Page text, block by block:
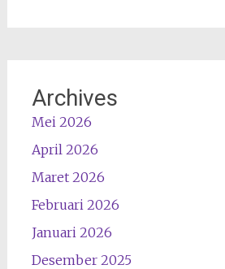
Archives
Mei 2026
April 2026
Maret 2026
Februari 2026
Januari 2026
Desember 2025